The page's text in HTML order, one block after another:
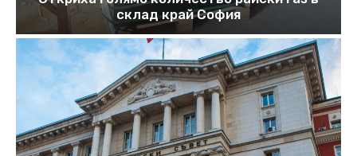
склад край София